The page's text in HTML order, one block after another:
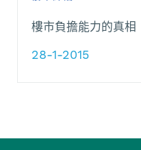
樓市負擔能力的真相
28-1-2015